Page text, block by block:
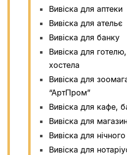
Вивіска для аптеки
Вивіска для ательє
Вивіска для банку
Вивіска для
хостела
Вивіска для
“АртПром”
Вивіска для кафе,
Вивіска для
Вивіска для
Вивіска для